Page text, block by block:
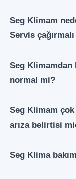
Seg Klimam
Servis çağırmalı
Seg
normal mi?
Seg Klimam
arıza belirtisi
Seg Klima